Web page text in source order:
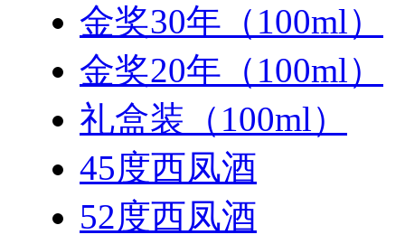
金奖30年（100ml）
金奖20年（100ml）
礼盒装（100ml）
45度西凤酒
52度西凤酒